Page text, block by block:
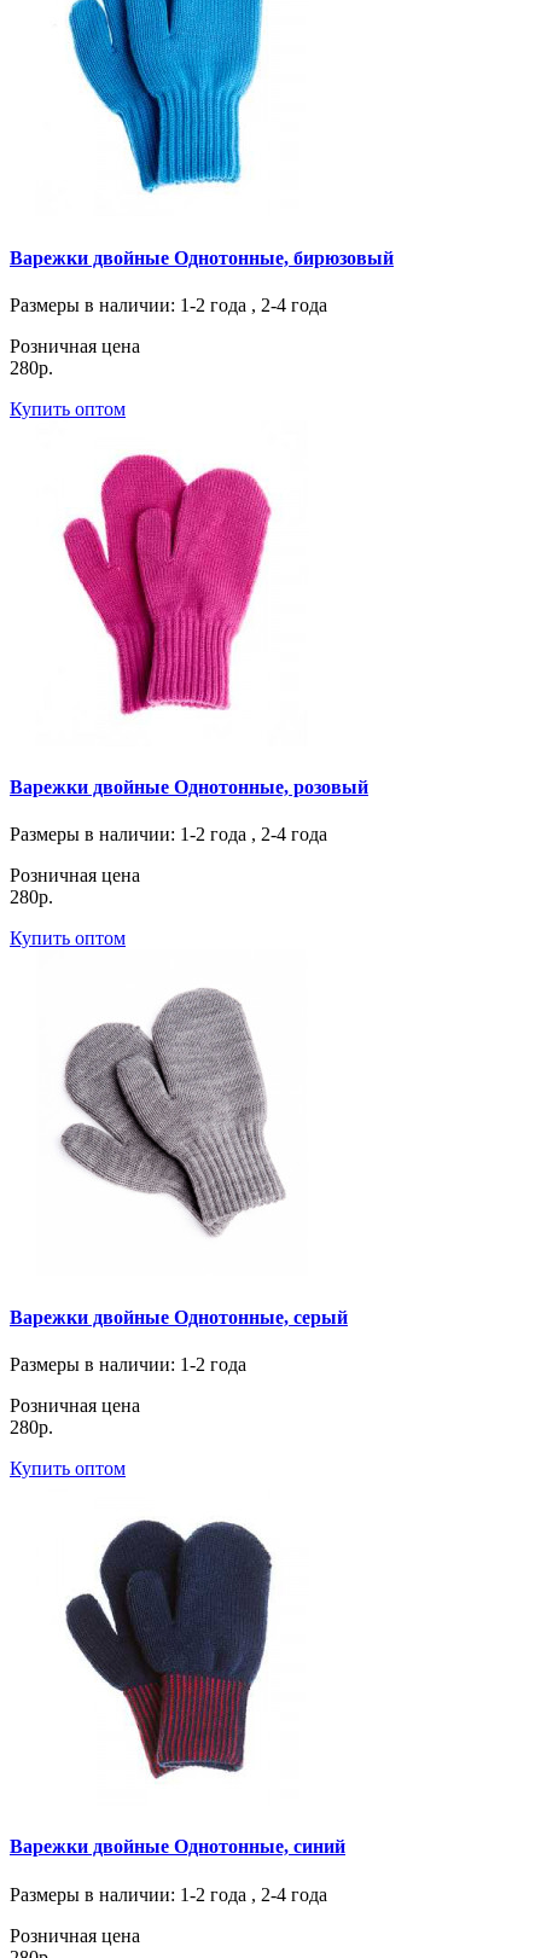
Варежки двойные Однотонные, бирюзовый
Размеры в наличии: 1-2 года , 2-4 года
Розничная цена
280р.
Купить оптом
Варежки двойные Однотонные, розовый
Размеры в наличии: 1-2 года , 2-4 года
Розничная цена
280р.
Купить оптом
Варежки двойные Однотонные, серый
Размеры в наличии: 1-2 года
Розничная цена
280р.
Купить оптом
Варежки двойные Однотонные, синий
Размеры в наличии: 1-2 года , 2-4 года
Розничная цена